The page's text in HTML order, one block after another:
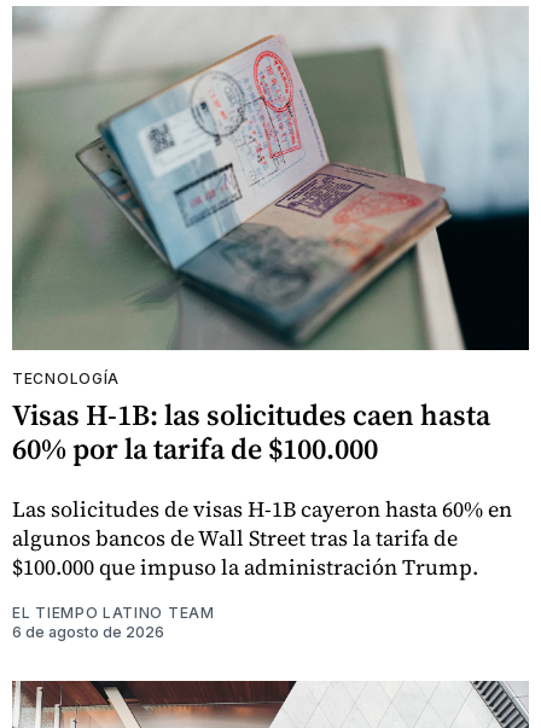
TECNOLOGÍA
Visas H-1B: las solicitudes caen hasta
60% por la tarifa de $100.000
Las solicitudes de visas H-1B cayeron hasta 60% en
algunos bancos de Wall Street tras la tarifa de
$100.000 que impuso la administración Trump.
EL TIEMPO LATINO TEAM
6 de agosto de 2026